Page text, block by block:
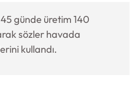
günde üretim 140
sözler havada
kullandı.